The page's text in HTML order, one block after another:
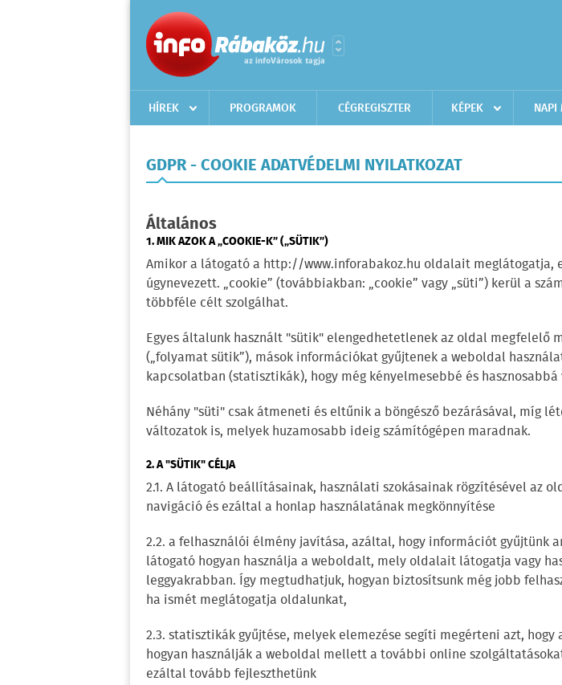
HÍREK PROGRAMOK CÉGREGISZTER KÉPEK NAPI
GDPR - COOKIE ADATVÉDELMI NYILATKOZAT
Általános
1. MIK AZOK A „COOKIE-K” („SÜTIK”)
Amikor a látogató a http://www.inforabakoz.hu oldalait meglátogatja,
úgynevezett. „cookie” (továbbiakban: „cookie” vagy „süti”) kerül a
többféle célt szolgálhat.
Egyes általunk használt "sütik" elengedhetetlenek az oldal megfelelő
(„folyamat sütik”), mások információkat gyűjtenek a weboldal
kapcsolatban (statisztikák), hogy még kényelmesebbé és
Néhány "süti" csak átmeneti és eltűnik a böngésző bezárásával, míg
változatok is, melyek huzamosabb ideig számítógépen maradnak.
2. A "SÜTIK" CÉLJA
2.1. A látogató beállításainak, használati szokásainak rögzítésével az
navigáció és ezáltal a honlap használatának megkönnyítése
2.2. a felhasználói élmény javítása, azáltal, hogy információt gyűjtünk
látogató hogyan használja a weboldalt, mely oldalait látogatja vagy
leggyakrabban. Így megtudhatjuk, hogyan biztosítsunk még jobb
ha ismét meglátogatja oldalunkat,
2.3. statisztikák gyűjtése, melyek elemezése segíti megérteni azt, hogy
hogyan használják a weboldal mellett a további online
ezáltal tovább fejleszthetünk